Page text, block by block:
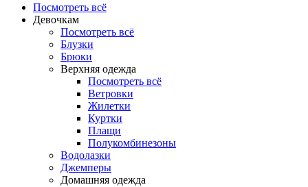
Посмотреть всё
Девочкам
Посмотреть всё
Блузки
Брюки
Верхняя одежда
Посмотреть всё
Ветровки
Жилетки
Куртки
Плащи
Полукомбинезоны
Водолазки
Джемперы
Домашняя одежда